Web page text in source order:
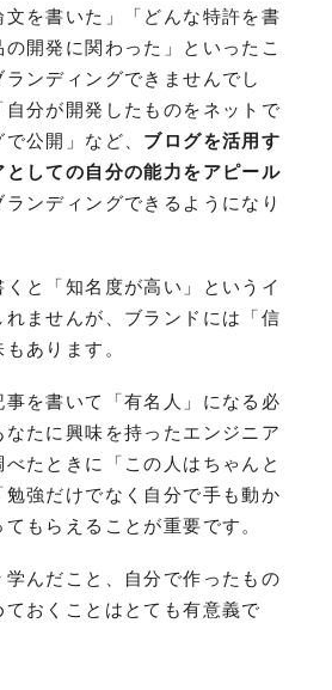
を書いた」「どんな特許を書
開発に関わった」といったこ
ンディングできませんでし
分が開発したものをネットで
公開」など、 ブログを活用す
としての自分の能力をアピール
ンディングできるようになり
と「知名度が高い」というイ
れませんが、ブランドには「信
あります。
を書いて「有名人」になる必
たに興味を持ったエンジニア
たときに「この人はちゃんと
強だけでなく自分で手も動か
もらえることが重要です。
んだこと、自分で作ったもの
おくことはとても有意義で